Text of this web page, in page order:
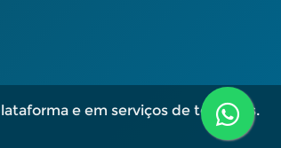
e em serviços de terceiros.